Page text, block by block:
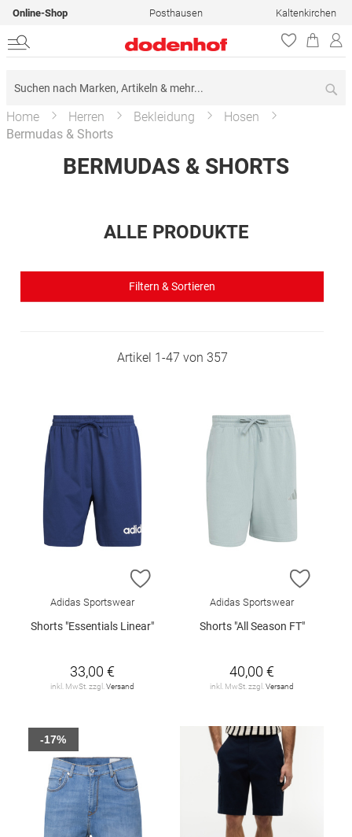
Online-Shop Posthausen Kaltenkirchen
Home Herren Bekleidung
Hosen
Bermudas & Shorts
BERMUDAS & SHORTS
ALLE PRODUKTE
Filtern & Sortieren
Artikel 1-47 von 357
ZUR WUNSCHLISTE HINZUFÜGEN
Adidas Sportswear
Shorts "Essentials Linear"
33,00 €
inkl. MwSt. zzgl. Versand
ZUR
Adidas Sportswear
Shorts "All Season FT"
40,00 €
inkl. MwSt. zzgl. Versand
-17%